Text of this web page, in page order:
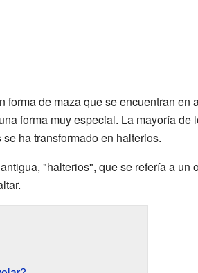
de maza que se encuentran en
forma muy especial. La mayoría
ha transformado en halterios.
"halterios", que se refería a un